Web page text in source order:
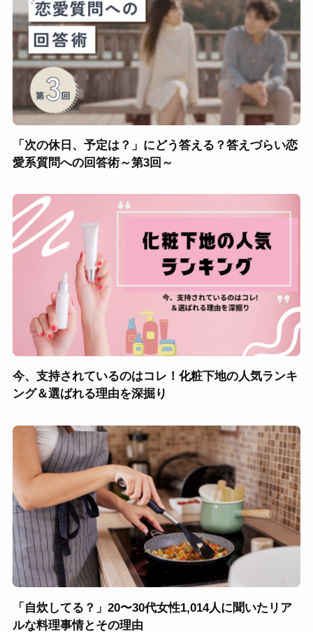
「次の休日、予定は？」にどう答える？答えづらい恋
愛系質問への回答術～第3回～
今、支持されているのはコレ！化粧下地の人気ランキ
ング＆選ばれる理由を深掘り
「自炊してる？」20〜30代女性1,014人に聞いたリア
ルな料理事情とその理由